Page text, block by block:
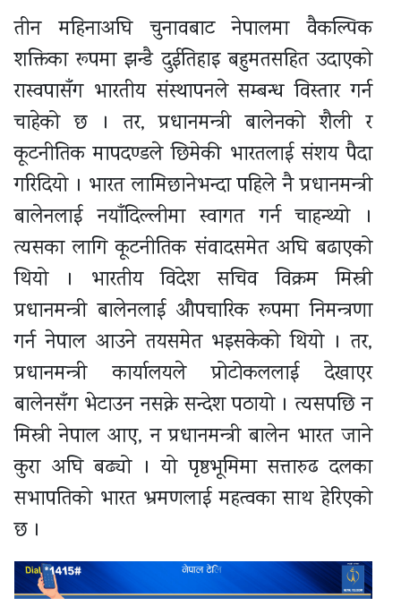
तीन महिनाअघि चुनावबाट नेपालमा वैकल्पिक
शक्तिका रूपमा झन्डै दुईतिहाइ बहुमतसहित उदाएको
रास्वपासँग भारतीय संस्थापनले सम्बन्ध विस्तार गर्न
चाहेको छ । तर, प्रधानमन्त्री बालेनको शैली र
कूटनीतिक मापदण्डले छिमेकी भारतलाई संशय पैदा
गरिदियो । भारत लामिछानेभन्दा पहिले नै प्रधानमन्त्री
बालेनलाई नयाँदिल्लीमा स्वागत गर्न चाहन्थ्यो ।
त्यसका लागि कूटनीतिक संवादसमेत अघि बढाएको
थियो । भारतीय विदेश सचिव विक्रम मिस्री
प्रधानमन्त्री बालेनलाई औपचारिक रूपमा निमन्त्रणा
गर्न नेपाल आउने तयसमेत भइसकेको थियो । तर,
प्रधानमन्त्री कार्यालयले प्रोटोकललाई देखाएर
बालेनसँग भेटाउन नसक्ने सन्देश पठायो । त्यसपछि न
मिस्री नेपाल आए, न प्रधानमन्त्री बालेन भारत जाने
कुरा अघि बढ्यो । यो पृष्ठभूमिमा सत्तारुढ दलका
सभापतिको भारत भ्रमणलाई महत्वका साथ हेरिएको
छ ।